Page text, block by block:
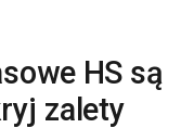
HS są
zalety